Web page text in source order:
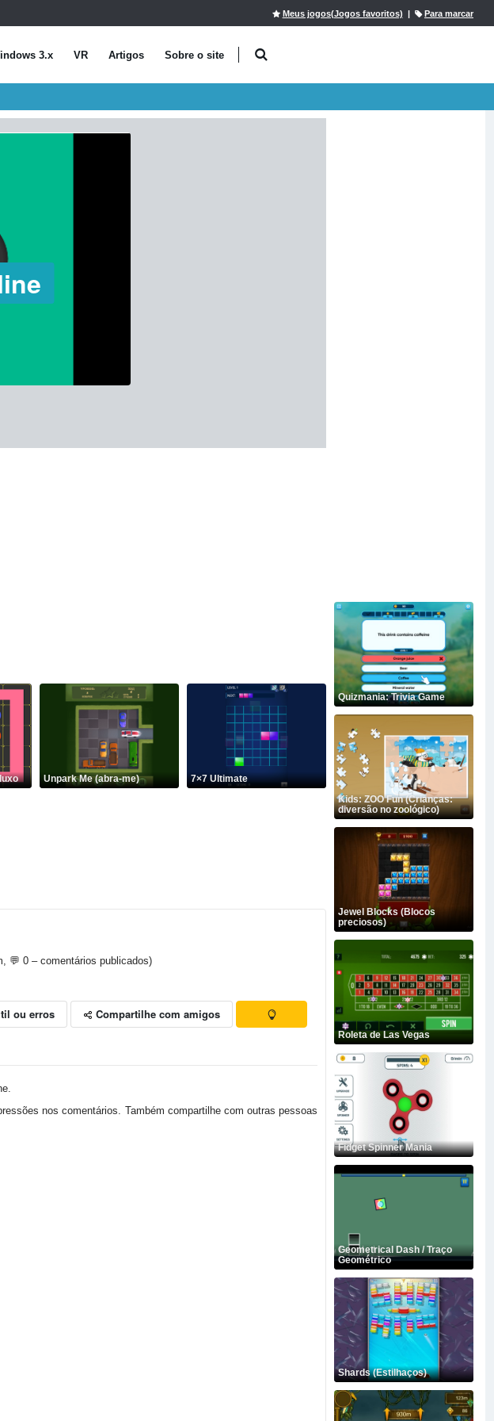
Meus jogos(Jogos favoritos) | Para marcar
3.x VR Artigos Sobre o site
Unpark Me (abra-me) 7×7 Ultimate
💬 0 – comentários publicados)
ou erros Compartilhe com amigos
nos comentários. Também compartilhe com outras pessoas
Quizmania: Trivia Game
Kids: ZOO Fun (Crianças:
diversão no zoológico)
Jewel Blocks (Blocos
preciosos)
Roleta de Las Vegas
Fidget Spinner Mania
Geometrical Dash / Traço
Geométrico
Shards (Estilhaços)